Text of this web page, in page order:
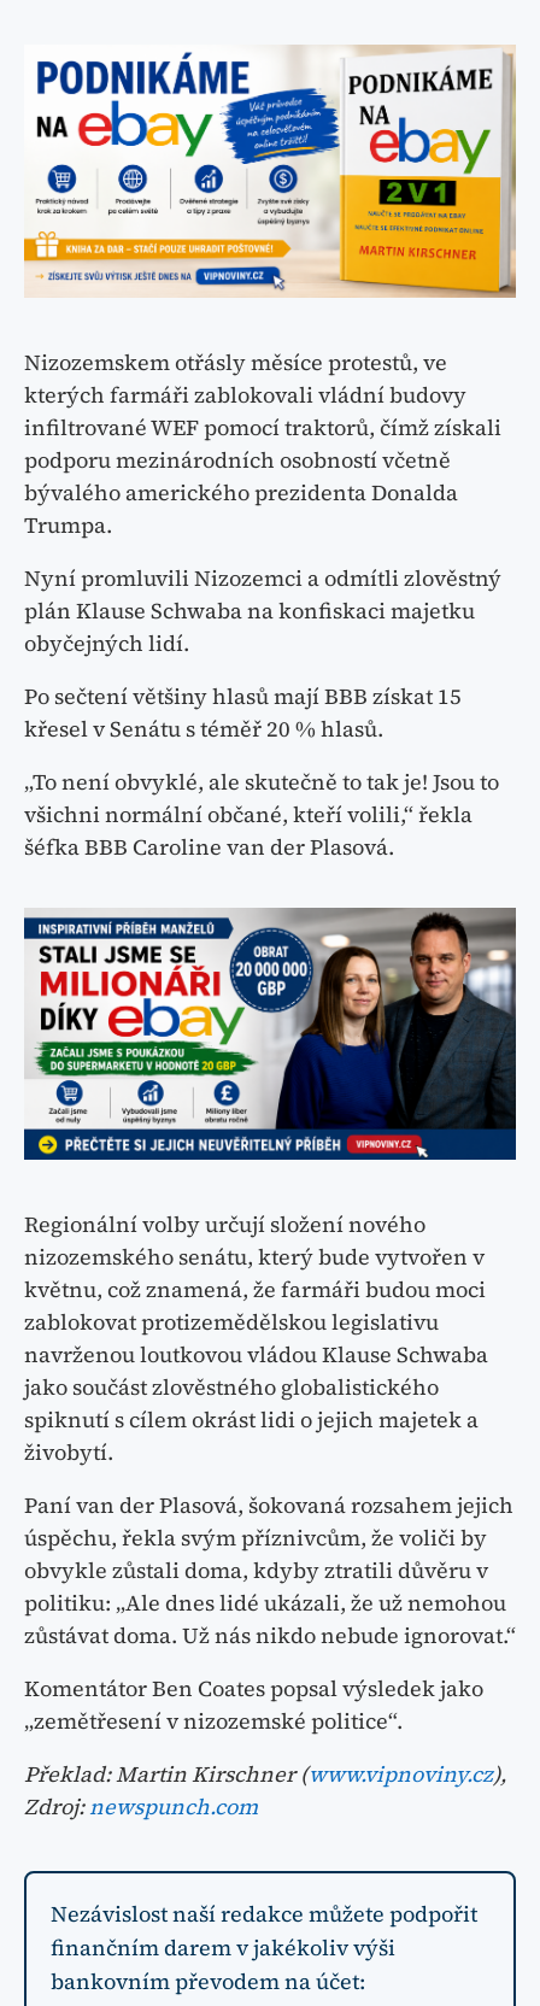
Nizozemskem otřásly měsíce protestů, ve
kterých farmáři zablokovali vládní budovy
infiltrované WEF pomocí traktorů, čímž získali
podporu mezinárodních osobností včetně
bývalého amerického prezidenta Donalda
Trumpa.
Nyní promluvili Nizozemci a odmítli zlověstný
plán Klause Schwaba na konfiskaci majetku
obyčejných lidí.
Po sečtení většiny hlasů mají BBB získat 15
křesel v Senátu s téměř 20 % hlasů.
„To není obvyklé, ale skutečně to tak je! Jsou to
všichni normální občané, kteří volili,“ řekla
šéfka BBB Caroline van der Plasová.
Regionální volby určují složení nového
nizozemského senátu, který bude vytvořen v
květnu, což znamená, že farmáři budou moci
zablokovat protizemědělskou legislativu
navrženou loutkovou vládou Klause Schwaba
jako součást zlověstného globalistického
spiknutí s cílem okrást lidi o jejich majetek a
živobytí.
Paní van der Plasová, šokovaná rozsahem jejich
úspěchu, řekla svým příznivcům, že voliči by
obvykle zůstali doma, kdyby ztratili důvěru v
politiku: „Ale dnes lidé ukázali, že už nemohou
zůstávat doma. Už nás nikdo nebude ignorovat.“
Komentátor Ben Coates popsal výsledek jako
„zemětřesení v nizozemské politice“.
Překlad: Martin Kirschner (www.vipnoviny.cz),
Zdroj:newspunch.com
Nezávislost naší redakce můžete podpořit
finančním darem v jakékoliv výši
bankovním převodem na účet: